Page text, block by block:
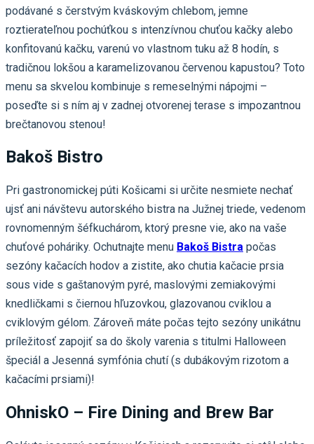
podávané s čerstvým kváskovým chlebom, jemne
roztierateľnou pochúťkou s intenzívnou chuťou kačky alebo
konfitovanú kačku, varenú vo vlastnom tuku až 8 hodín, s
tradičnou lokšou a karamelizovanou červenou kapustou? Toto
menu sa skvelou kombinuje s remeselnými nápojmi –
poseďte si s ním aj v zadnej otvorenej terase s impozantnou
brečtanovou stenou!
Bakoš Bistro
Pri gastronomickej púti Košicami si určite nesmiete nechať
ujsť ani návštevu autorského bistra na Južnej triede, vedenom
rovnomenným šéfkuchárom, ktorý presne vie, ako na vaše
chuťové poháriky. Ochutnajte menu Bakoš Bistra počas
sezóny kačacích hodov a zistite, ako chutia kačacie prsia
sous vide s gaštanovým pyré, maslovými zemiakovými
knedličkami s čiernou hľuzovkou, glazovanou cviklou a
cviklovým gélom. Zároveň máte počas tejto sezóny unikátnu
príležitosť zapojiť sa do školy varenia s titulmi Halloween
špeciál a Jesenná symfónia chutí (s dubákovým rizotom a
kačacími prsiami)!
OhniskO – Fire Dining and Brew Bar